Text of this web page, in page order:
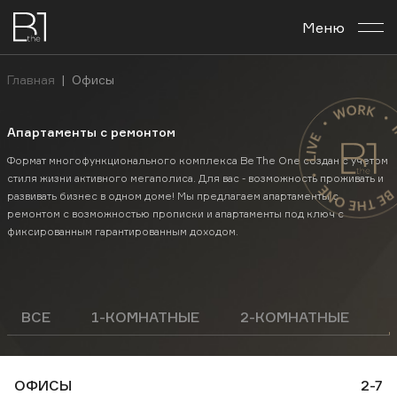
О комплексе
Бизнес-центр
Новости
Меню
Главная | Офисы
Апартаменты с ремонтом
Формат многофункционального комплекса Be The One создан с учетом
стиля жизни активного мегаполиса. Для вас - возможность проживать и
развивать бизнес в одном доме! Мы предлагаем апартаменты с
ремонтом с возможностью прописки и апартаменты под ключ с
фиксированным гарантированным доходом.
ВСЕ 1-КОМНАТНЫЕ 2-КОМНАТНЫЕ
ОФИСЫ 2-7